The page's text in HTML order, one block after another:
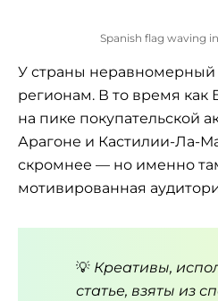
Spanish flag waving
У страны
регионам. В то время
на пике покупательской
Арагоне и Кастилии-Ла-
скромнее — но именно
мотивированная
💡 Креативы,
статье, взяты из